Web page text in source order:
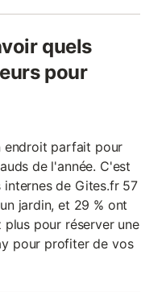
quels
pour
endroit parfait pour
de l'année. C'est
internes de Gites.fr 57
jardin, et 29 % ont
pour réserver une
pour profiter de vos